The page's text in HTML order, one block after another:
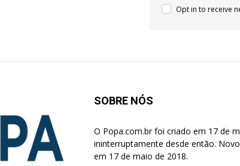
Opt in to receive
SOBRE NÓS
O Popa.com.br foi criado em 17 de
ininterruptamente desde então.
em 17 de maio de 2018.